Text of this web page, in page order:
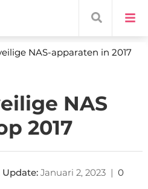
NAS-apparaten in 2017
NAS
2017
Update: Januari 2, 2023| 0